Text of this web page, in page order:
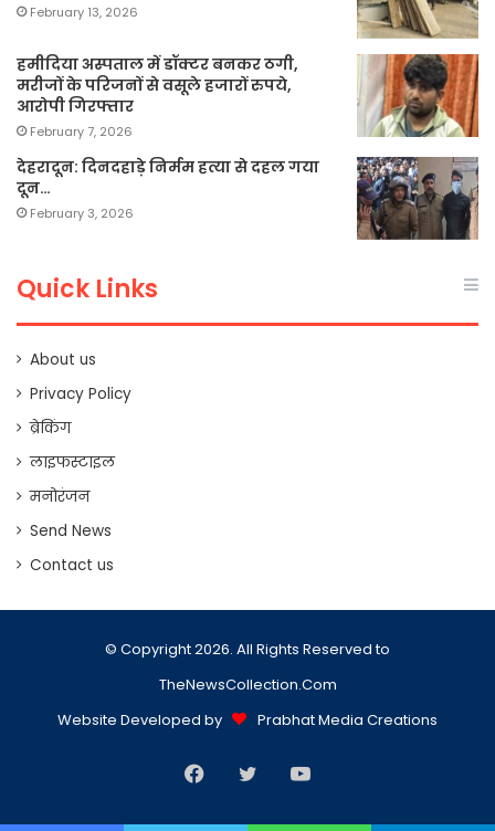
February 13, 2026
हमीदिया अस्पताल में डॉक्टर बनकर ठगी,
मरीजों के परिजनों से वसूले हजारों रुपये,
आरोपी गिरफ्तार
February 7, 2026
देहरादून: दिनदहाड़े निर्मम हत्या से दहल गया
दून…
February 3, 2026
Quick Links
About us
Privacy Policy
ब्रेकिंग
लाइफस्टाइल
मनोरंजन
Send News
Contact us
© Copyright 2026. All Rights Reserved to
TheNewsCollection.Com
Website Developed by
Prabhat Media Creations
Facebook
TwitterYouTube